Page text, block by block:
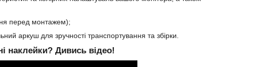
перед монтажем);
аркуш для зручності транспортування та збірки.
наклейки? Дивись відео!